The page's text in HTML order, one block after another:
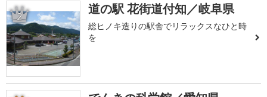
2 道の駅 花街道付知／岐阜県
総ヒノキ造りの駅舎でリラックスなひと時
を